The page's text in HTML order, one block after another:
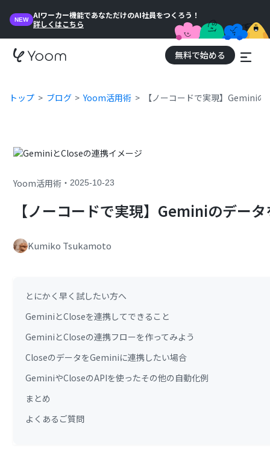
NEW
AIワーカー機能であなただけのAI社員をつくろう！
詳しくはこちら
無料で始める
トップ ブログ Yoom活用術 【ノーコードで実現】Gemini
Yoom活用術 ・2025-10-23
【ノーコードで実現】Geminiのデー
Kumiko Tsukamoto
とにかく早く試したい方へ
GeminiとCloseを連携してできること
GeminiとCloseの連携フローを作ってみよう
CloseのデータをGeminiに連携したい場合
GeminiやCloseのAPIを使ったその他の自動化例
まとめ
よくあるご質問